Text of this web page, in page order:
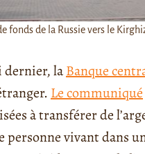
fonds de la Russie vers le
dernier, laBanque
Le communiqué
à transférer de
personne vivant dans